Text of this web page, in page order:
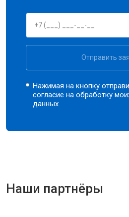
Отправить
Нажимая на кнопку
согласие на обработку
данных.
Наши партнёры